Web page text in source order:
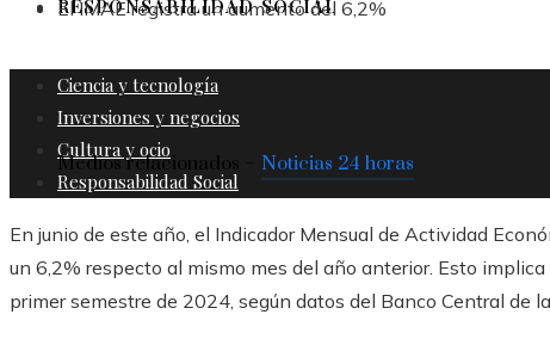
RESPONSABILIDAD SOCIAL
Ciencia y tecnología
Inversiones y negocios
Cultura y ocio
Responsabilidad Social
El IMAE registra un aumento del 6,2%
Medios relacionados – Noticias 24 horas
En junio de este año, el Indicador Mensual de Actividad
un 6,2% respecto al mismo mes del año anterior. Esto
primer semestre de 2024, según datos del Banco Central de